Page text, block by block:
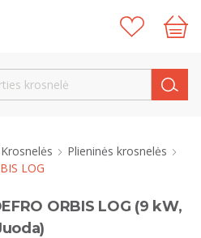
Krosnelės
Plieninės krosnelės
LOG
ORBIS LOG (9 kW,